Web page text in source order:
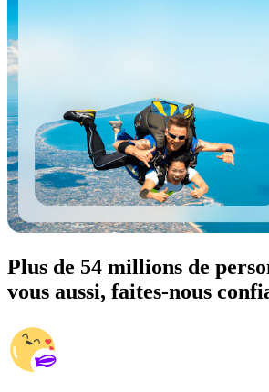
Plus de 54 millions de
vous aussi, faites-nous